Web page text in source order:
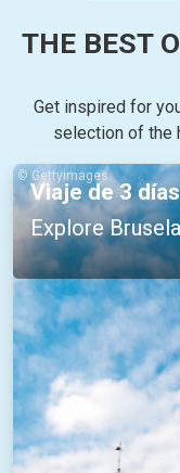
THE BEST
Get inspired for
selection of the
Viaje de 3 días
Explore
© Gettyimages